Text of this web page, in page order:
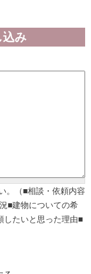
み
。（■相談・依頼内容
■建物についての希
したいと思った理由■